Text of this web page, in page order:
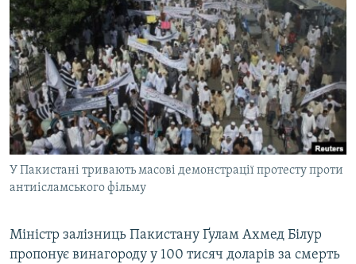
СВІТ
КИТАЙ.ВИКЛИКИ
МУЛЬТИМЕДІА
ФОТО
СПЕЦПРОЄКТИ
ПОДКАСТИ
КРИМ РЕАЛІЇ
РУС
КТАТ
У Пакистані тривають масові демонстрації протесту проти
антиісламського фільму
Міністр залізниць Пакистану Ґулам Ахмед Білур
пропонує винагороду у 100 тисяч доларів за смерть